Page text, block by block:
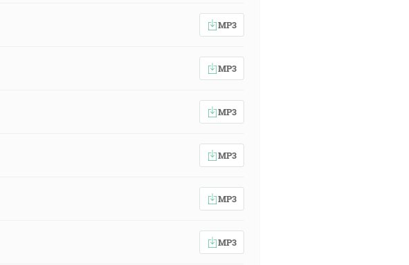
MP3
MP3
MP3
MP3
MP3
MP3